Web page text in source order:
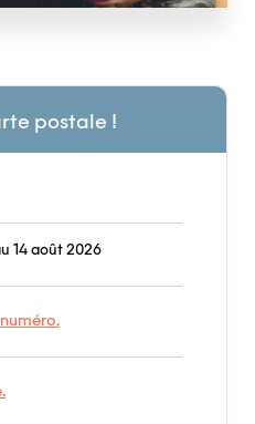
postale !
14 août 2026